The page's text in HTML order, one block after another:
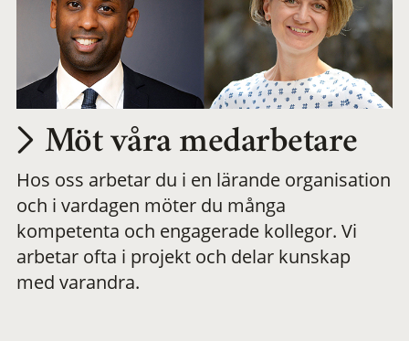
Möt våra medarbetare
Hos oss arbetar du i en lärande organisation
och i vardagen möter du många
kompetenta och engagerade kollegor. Vi
arbetar ofta i projekt och delar kunskap
med varandra.